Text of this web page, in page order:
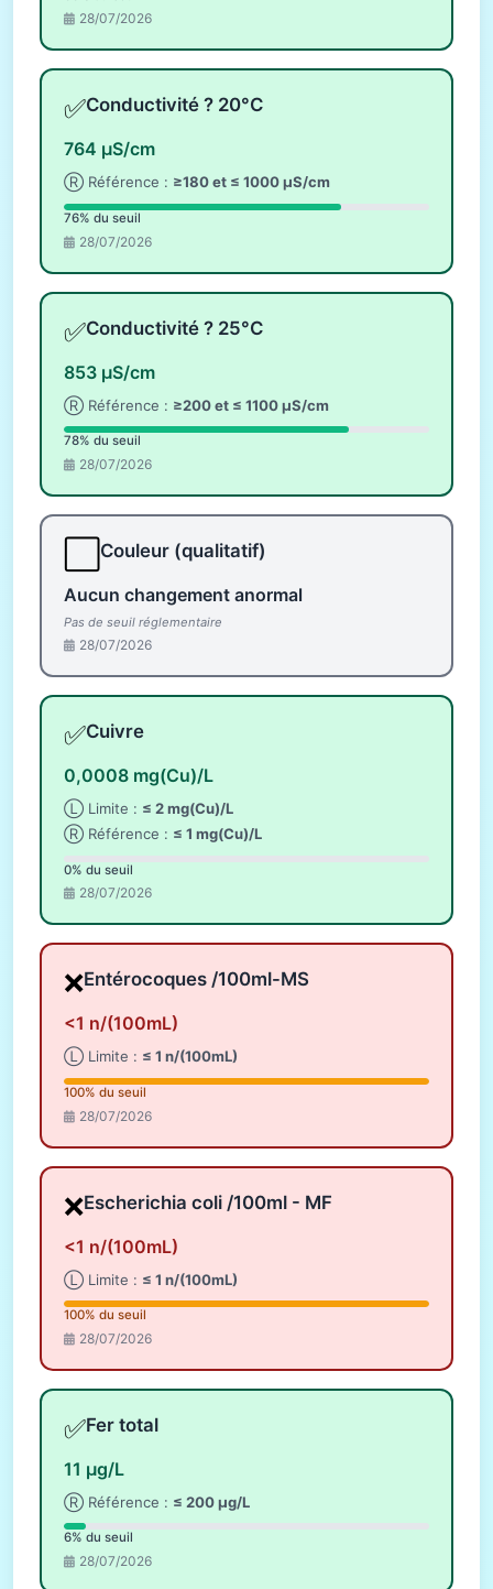
28/07/2026
✅Conductivité ? 20°C
764 µS/cm
Ⓡ Référence : ≥180 et ≤ 1000 µS/cm
76% du seuil
28/07/2026
✅Conductivité ? 25°C
853 µS/cm
Ⓡ Référence : ≥200 et ≤ 1100 µS/cm
78% du seuil
28/07/2026
Couleur (qualitatif)
Aucun changement anormal
Pas de seuil réglementaire
28/07/2026
✅Cuivre
0,0008 mg(Cu)/L
Ⓛ Limite : ≤ 2 mg(Cu)/L
Ⓡ Référence : ≤ 1 mg(Cu)/L
0% du seuil
28/07/2026
❌Entérocoques /100ml-MS
<1 n/(100mL)
Ⓛ Limite : ≤ 1 n/(100mL)
100% du seuil
28/07/2026
❌Escherichia coli /100ml - MF
<1 n/(100mL)
Ⓛ Limite : ≤ 1 n/(100mL)
100% du seuil
28/07/2026
✅Fer total
11 µg/L
Ⓡ Référence : ≤ 200 µg/L
6% du seuil
28/07/2026